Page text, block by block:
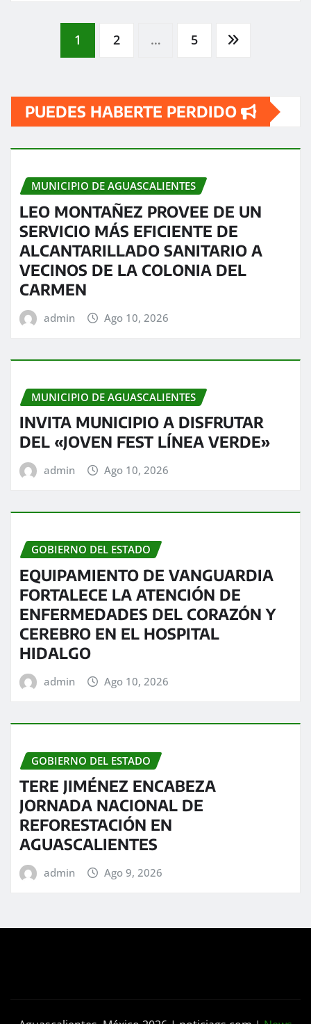
Paginación
entradas
1 2 … 5
PUEDES HABERTE PERDIDO
MUNICIPIO DE AGUASCALIENTES
LEO MONTAÑEZ PROVEE DE UN
SERVICIO MÁS EFICIENTE DE
ALCANTARILLADO SANITARIO A
VECINOS DE LA COLONIA DEL
CARMEN
admin Ago 10, 2026
MUNICIPIO DE AGUASCALIENTES
INVITA MUNICIPIO A DISFRUTAR
DEL «JOVEN FEST LÍNEA VERDE»
admin Ago 10, 2026
GOBIERNO DEL ESTADO
EQUIPAMIENTO DE VANGUARDIA
FORTALECE LA ATENCIÓN DE
ENFERMEDADES DEL CORAZÓN Y
CEREBRO EN EL HOSPITAL
HIDALGO
admin Ago 10, 2026
GOBIERNO DEL ESTADO
TERE JIMÉNEZ ENCABEZA
JORNADA NACIONAL DE
REFORESTACIÓN EN
AGUASCALIENTES
admin Ago 9, 2026